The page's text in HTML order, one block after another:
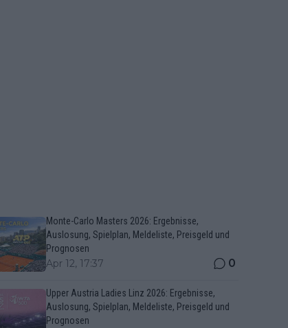
Monte-Carlo Masters 2026: Ergebnisse,
Auslosung, Spielplan, Meldeliste, Preisgeld und
Prognosen
Apr 12, 17:37 0
Upper Austria Ladies Linz 2026: Ergebnisse,
Auslosung, Spielplan, Meldeliste, Preisgeld und
Prognosen